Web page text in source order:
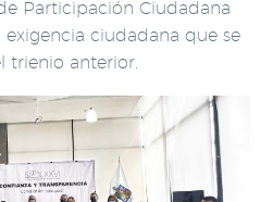
Participación Ciudadana
exigencia ciudadana que se
trienio anterior.